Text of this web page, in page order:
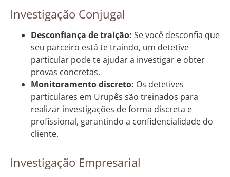
Investigação Conjugal
Desconfiança de traição: Se você desconfia que
seu parceiro está te traindo, um detetive
particular pode te ajudar a investigar e obter
provas concretas.
Monitoramento discreto: Os detetives
particulares em Urupês são treinados para
realizar investigações de forma discreta e
profissional, garantindo a confidencialidade do
cliente.
Investigação Empresarial